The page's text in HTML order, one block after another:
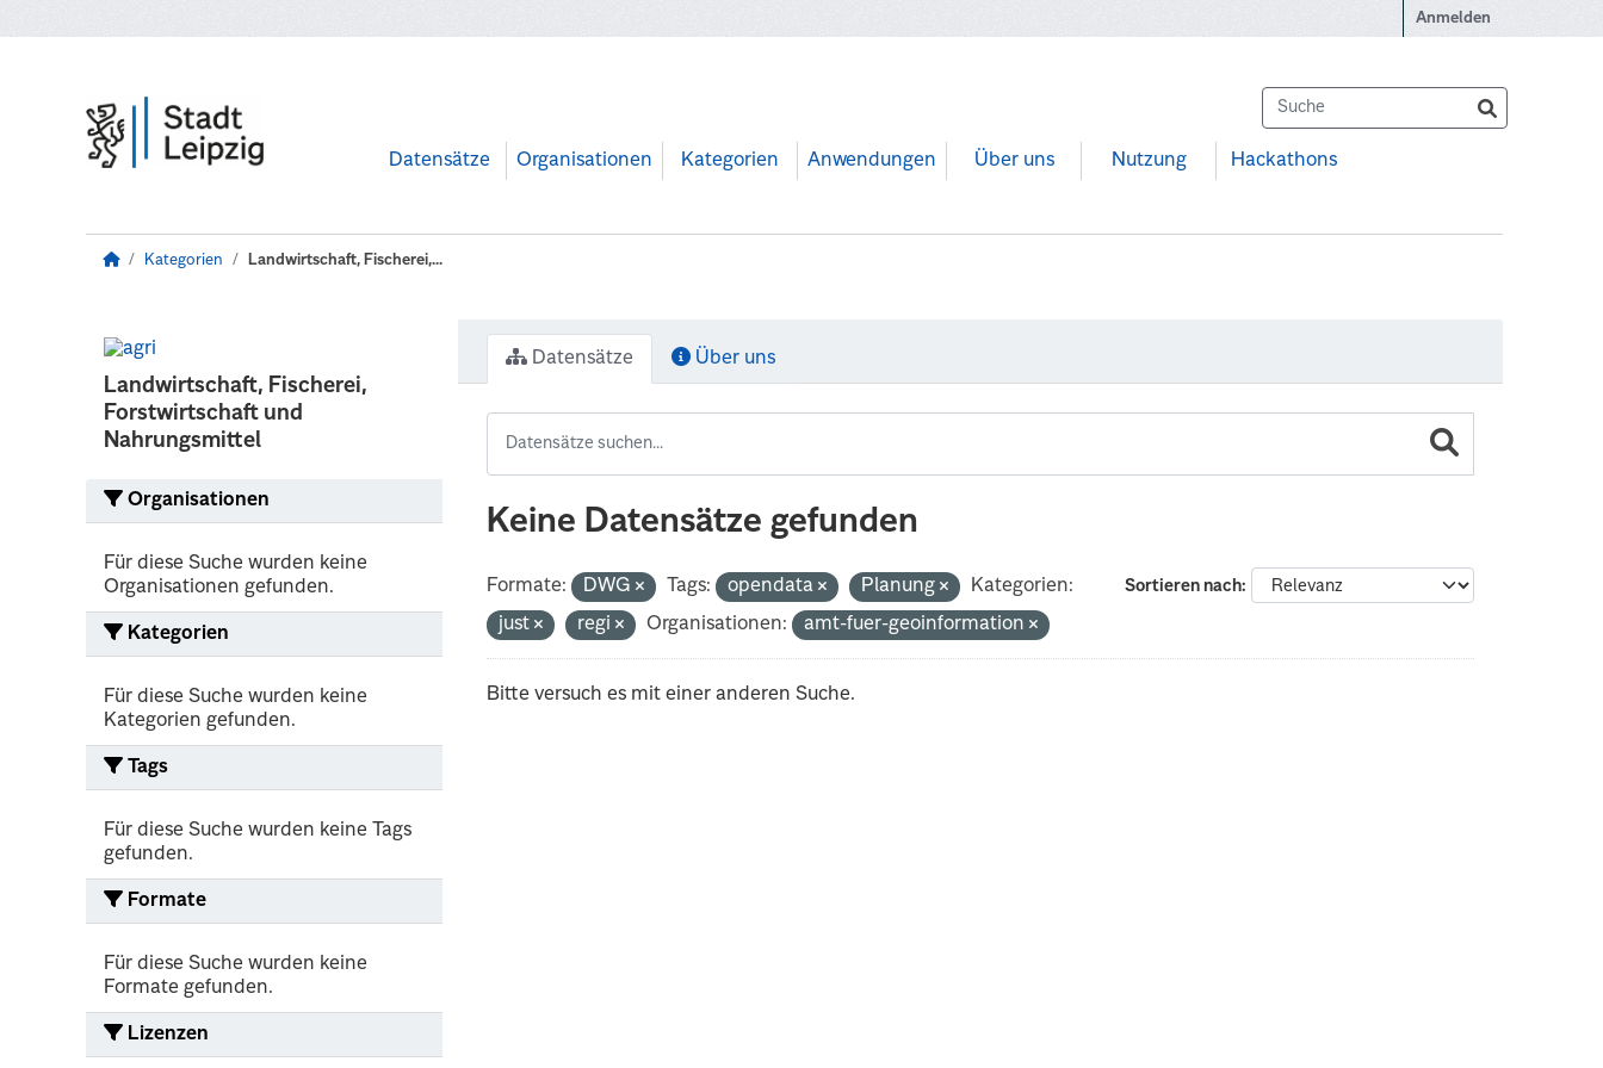
Anmelden
Datensätze Organisationen Kategorien Anwendungen Über uns Nutzung Hackathons
Kategorien Landwirtschaft, Fischerei,...
Landwirtschaft, Fischerei,
Forstwirtschaft und
Nahrungsmittel
Organisationen
Für diese Suche wurden keine
Organisationen gefunden.
Kategorien
Für diese Suche wurden keine
Kategorien gefunden.
Tags
Für diese Suche wurden keine Tags
gefunden.
Formate
Für diese Suche wurden keine
Formate gefunden.
Lizenzen
Datensätze Über uns
Keine Datensätze gefunden
Sortieren nach
Formate: DWG Tags: opendata Planung
Kategorien:
just
regi Organisationen: amt-fuer-geoinformation
Bitte versuch es mit einer anderen Suche.